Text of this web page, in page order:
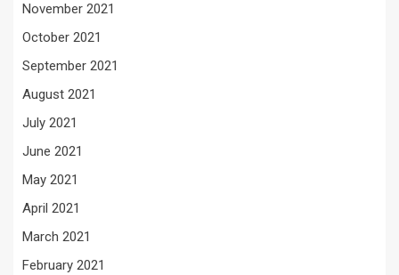
November 2021
October 2021
September 2021
August 2021
July 2021
June 2021
May 2021
April 2021
March 2021
February 2021